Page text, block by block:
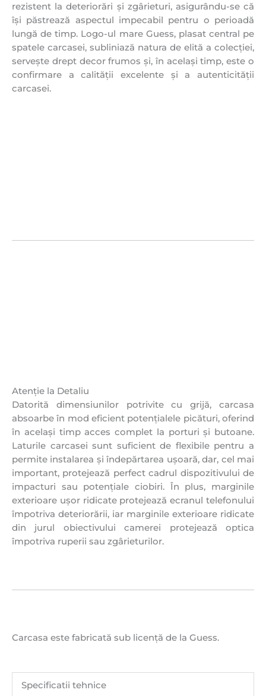
rezistent la deteriorări și zgârieturi, asigurându-se că
își păstrează aspectul impecabil pentru o perioadă
lungă de timp. Logo-ul mare Guess, plasat central pe
spatele carcasei, subliniază natura de elită a colecției,
servește drept decor frumos și, în același timp, este o
confirmare a calității excelente și a autenticității
carcasei.
Atenție la Detaliu
Datorită dimensiunilor potrivite cu grijă, carcasa
absoarbe în mod eficient potențialele picături, oferind
în același timp acces complet la porturi și butoane.
Laturile carcasei sunt suficient de flexibile pentru a
permite instalarea și îndepărtarea ușoară, dar, cel mai
important, protejează perfect cadrul dispozitivului de
impacturi sau potențiale ciobiri. În plus, marginile
exterioare ușor ridicate protejează ecranul telefonului
împotriva deteriorării, iar marginile exterioare ridicate
din jurul obiectivului camerei protejează optica
împotriva ruperii sau zgârieturilor.
Carcasa este fabricată sub licență de la Guess.
Specificatii tehnice